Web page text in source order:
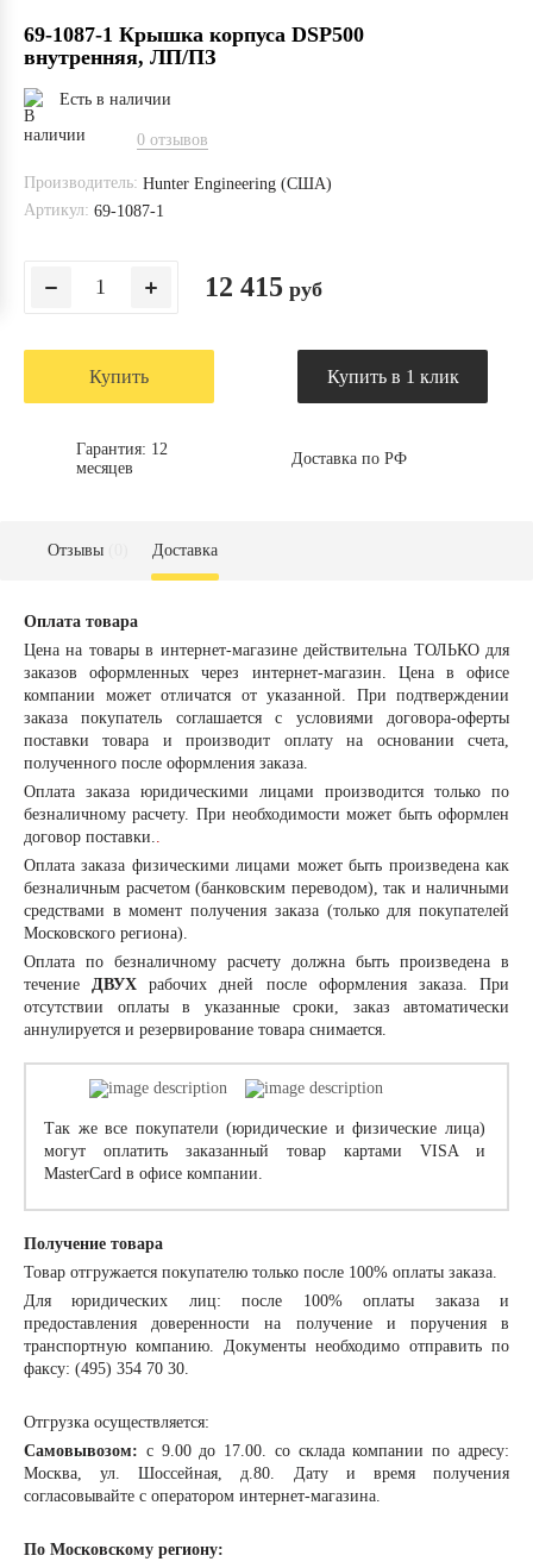
69-1087-1 Крышка корпуса DSP500
внутренняя, ЛП/ПЗ
Есть в наличии
0 отзывов
Производитель: Hunter Engineering (США)
Артикул: 69-1087-1
12 415 руб
Купить Купить в 1 клик
Гарантия: 12
месяцев
Доставка по РФ
Отзывы Доставка
Оплата товара
Цена на товары в интернет-магазине действительна ТОЛЬКО для
заказов оформленных через интернет-магазин. Цена в офисе
компании может отличатся от указанной. При подтверждении
заказа покупатель соглашается с условиями договора-оферты
поставки товара и производит оплату на основании счета,
полученного после оформления заказа.
Оплата заказа юридическими лицами производится только по
безналичному расчету. При необходимости может быть оформлен
договор поставки..
Оплата заказа физическими лицами может быть произведена как
безналичным расчетом (банковским переводом), так и наличными
средствами в момент получения заказа (только для покупателей
Московского региона).
Оплата по безналичному расчету должна быть произведена в
течениеДВУХ рабочих дней после оформления заказа. При
отсутствии оплаты в указанные сроки, заказ автоматически
аннулируется и резервирование товара снимается.
Так же все покупатели (юридические и физические лица)
могут оплатить заказанный товар картами VISA и
MasterCard в офисе компании.
Получение товара
Товар отгружается покупателю только после 100% оплаты заказа.
Для юридических лиц: после 100% оплаты заказа и
предоставления доверенности на получение и поручения в
транспортную компанию. Документы необходимо отправить по
факсу: (495) 354 70 30.
Отгрузка осуществляется:
Самовывозом: с 9.00 до 17.00. со склада компании по адресу:
Москва, ул. Шоссейная, д.80. Дату и время получения
согласовывайте с оператором интернет-магазина.
По Московскому региону: